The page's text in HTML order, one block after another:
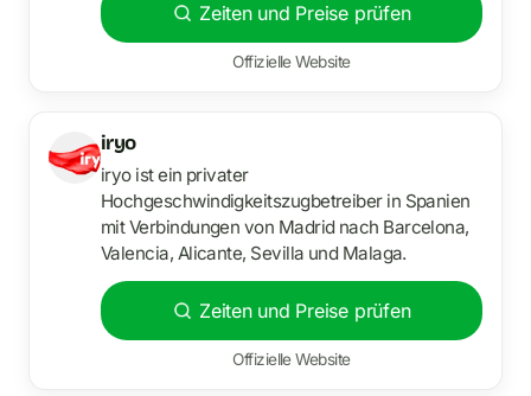
Zeiten und Preise prüfen
Offizielle Website
iryo
iryo ist ein privater
Hochgeschwindigkeitszugbetreiber in Spanien
mit Verbindungen von Madrid nach Barcelona,
Valencia, Alicante, Sevilla und Malaga.
Zeiten und Preise prüfen
Offizielle Website